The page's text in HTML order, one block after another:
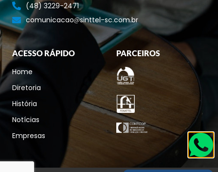
(48) 3229-2471
comunicacao
sinttel-sc.com.br
ACESSO RÁPIDO
Home
Diretoria
História
Notícias
Empresas
PARCEIROS